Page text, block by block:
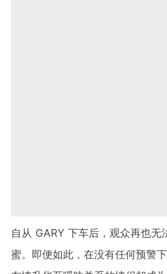
自从 GARY 下车后，观众再也无
蜜。即便如此，在没有任何预警